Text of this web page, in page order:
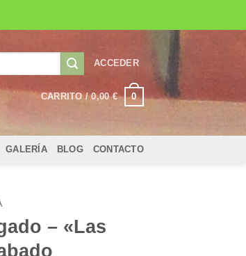
ACCEDER
CARRITO /0,00€ 0
GALERÍA BLOG CONTACTO
– «Las